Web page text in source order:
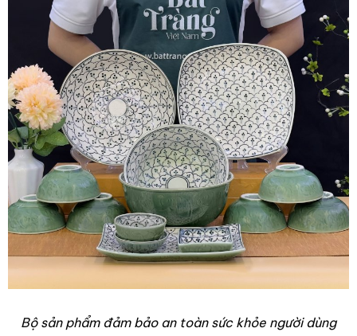
Bộ sản phẩm đảm bảo an toàn sức khỏe người dùng